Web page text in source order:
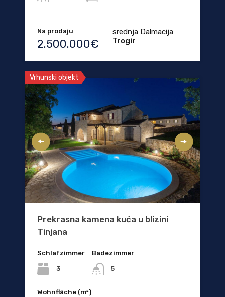
Na prodaju
2.500.000€
srednja Dalmacija
Trogir
Vrhunski objekt
Prekrasna kamena kuća u blizini
Tinjana
Schlafzimmer
3
Badezimmer
5
Wohnfläche (m²)